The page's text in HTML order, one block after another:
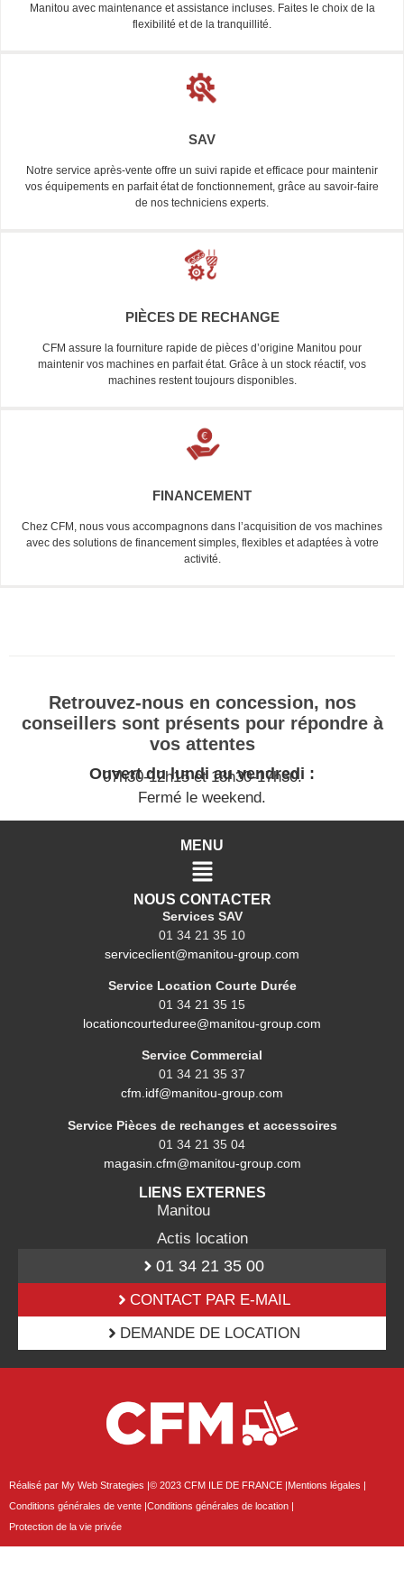
Manitou avec maintenance et assistance incluses. Faites le choix de la
flexibilité et de la tranquillité.
SAV
Notre service après-vente offre un suivi rapide et efficace pour maintenir
vos équipements en parfait état de fonctionnement, grâce au savoir-faire
de nos techniciens experts.
PIÈCES DE RECHANGE
CFM assure la fourniture rapide de pièces d’origine Manitou pour
maintenir vos machines en parfait état. Grâce à un stock réactif, vos
machines restent toujours disponibles.
FINANCEMENT
Chez CFM, nous vous accompagnons dans l’acquisition de vos machines
avec des solutions de financement simples, flexibles et adaptées à votre
activité.
Retrouvez-nous en concession, nos
conseillers sont présents pour répondre à
vos attentes
Ouvert du lundi au vendredi :
07h30-12h15 et 13h30-17h30.
Fermé le weekend.
MENU
NOUS CONTACTER
Services SAV
01 34 21 35 10
serviceclient@manitou-group.com
Service Location Courte Durée
01 34 21 35 15
locationcourteduree@manitou-group.com
Service Commercial
01 34 21 35 37
cfm.idf@manitou-group.com
Service Pièces de rechanges et accessoires
01 34 21 35 04
magasin.cfm@manitou-group.com
LIENS EXTERNES
Manitou
Actis location
01 34 21 35 00
CONTACT PAR E-MAIL
DEMANDE DE LOCATION
Réalisé par My Web Strategies | © 2023 CFM ILE DE FRANCE | Mentions légales |
Conditions générales de vente | Conditions générales de location |
Protection de la vie privée